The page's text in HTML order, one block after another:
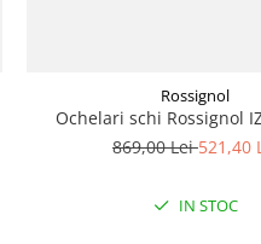
Rossignol
Ochelari schi Rossignol
869,00 Lei521,40
IN STOC